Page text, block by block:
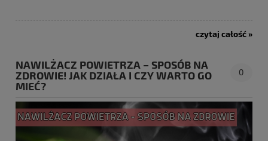
czytaj całość »
NAWILŻACZ POWIETRZA – SPOSÓB NA
ZDROWIE! JAK DZIAŁA I CZY WARTO GO
MIEĆ?
0